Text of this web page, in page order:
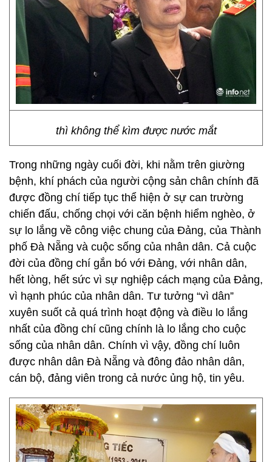
thì không thể kìm được nước mắt
Trong những ngày cuối đời, khi nằm trên giường
bệnh, khí phách của người cộng sản chân chính đã
được đồng chí tiếp tục thể hiện ở sự can trường
chiến đấu, chống chọi với căn bệnh hiểm nghèo, ở
sự lo lắng về công việc chung của Đảng, của Thành
phố Đà Nẵng và cuộc sống của nhân dân. Cả cuộc
đời của đồng chí gắn bó với Đảng, với nhân dân,
hết lòng, hết sức vì sự nghiệp cách mạng của Đảng,
vì hạnh phúc của nhân dân. Tư tưởng “vì dân”
xuyên suốt cả quá trình hoạt động và điều lo lắng
nhất của đồng chí cũng chính là lo lắng cho cuộc
sống của nhân dân. Chính vì vậy, đồng chí luôn
được nhân dân Đà Nẵng và đông đảo nhân dân,
cán bộ, đảng viên trong cả nước ủng hộ, tin yêu.